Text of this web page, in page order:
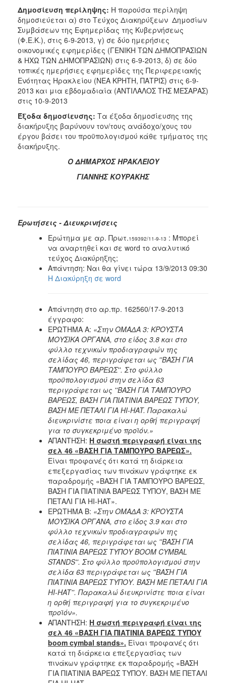
Δημοσίευση περίληψης: Η παρούσα περίληψη
δημοσιεύεται α) στο Τεύχος Διακηρύξεων Δημοσίων
Συμβάσεων της Εφημερίδας της Κυβερνήσεως
(Φ.Ε.Κ.), στις 6-9-2013, γ) σε δύο ημερήσιες
οικονομικές εφημερίδες (ΓΕΝΙΚΗ ΤΩΝ ΔΗΜΟΠΡΑΣΙΩΝ
& ΗΧΩ ΤΩΝ ΔΗΜΟΠΡΑΣΙΩΝ) στις 6-9-2013, δ) σε δύο
τοπικές ημερήσιες εφημερίδες της Περιφερειακής
Ενότητας Ηρακλείου (ΝΕΑ ΚΡΗΤΗ, ΠΑΤΡΙΣ) στις 6-9-
2013 και μια εβδομαδιαία (ΑΝΤΙΛΑΛΟΣ ΤΗΣ ΜΕΣΑΡΑΣ)
στις 10-9-2013
Έξοδα δημοσίευσης: Τα έξοδα δημοσίευσης της
διακήρυξης βαρύνουν τον/τους ανάδοχο/χους του
έργου βάσει του προϋπολογισμού κάθε τμήματος της
διακήρυξης.
Ο ΔΗΜΑΡΧΟΣ ΗΡΑΚΛΕΙΟΥ
ΓΙΑΝΝΗΣ ΚΟΥΡΑΚΗΣ
Ερωτήσεις - Διευκρινήσεις
Ερώτημα με αρ. Πρωτ.159392/11-9-13 : Μπορεί
να αναρτηθεί και σε word το αναλυτικό
τεύχος Διακύρηξης;
Απάντηση: Ναι θα γίνει τώρα 13/9/2013 09:30
Η Διακύρηξη σε word
Aπάντηση στο αρ.πρ. 162560/17-9-2013
έγγραφo:
ΕΡΩΤΗΜΑ Α: «Στην ΟΜΑΔΑ 3: ΚΡΟΥΣΤΑ
ΜΟΥΣΙΚΑ ΟΡΓΑΝΑ, στο είδος 3.8 και στο
φύλλο τεχνικών προδιαγραφών της
σελίδας 46, περιγράφεται ως ''ΒΑΣΗ ΓΙΑ
ΤΑΜΠΟΥΡΟ ΒΑΡΕΩΣ''. Στο φύλλο
προϋπολογισμού στην σελίδα 63
περιγράφεται ως ''ΒΑΣΗ ΓΙΑ ΤΑΜΠΟΥΡΟ
ΒΑΡΕΩΣ, ΒΑΣΗ ΓΙΑ ΠΙΑΤΙΝΙΑ ΒΑΡΕΩΣ ΤΥΠΟΥ,
ΒΑΣΗ ΜΕ ΠΕΤΑΛΙ ΓΙΑ HI-HAT. Παρακαλώ
διευκρινίστε ποια είναι η ορθή περιγραφή
για το συγκεκριμένο προϊόν.»
ΑΠΑΝΤΗΣΗ: Η σωστή περιγραφή είναι της
σελ 46 «ΒΑΣΗ ΓΙΑ ΤΑΜΠΟΥΡΟ ΒΑΡΕΩΣ».
Είναι προφανές ότι κατά τη διάρκεια
επεξεργασίας των πινάκων γράφτηκε εκ
παραδρομής «ΒΑΣΗ ΓΙΑ ΤΑΜΠΟΥΡΟ ΒΑΡΕΩΣ,
ΒΑΣΗ ΓΙΑ ΠΙΑΤΙΝΙΑ ΒΑΡΕΩΣ ΤΥΠΟΥ, ΒΑΣΗ ΜΕ
ΠΕΤΑΛΙ ΓΙΑ HI-HAT».
ΕΡΩΤΗΜΑ Β: «Στην ΟΜΑΔΑ 3: ΚΡΟΥΣΤΑ
ΜΟΥΣΙΚΑ ΟΡΓΑΝΑ, στο είδος 3.9 και στο
φύλλο τεχνικών προδιαγραφών της
σελίδας 46, περιγράφεται ως ''ΒΑΣΗ ΓΙΑ
ΠΙΑΤΙΝΙΑ ΒΑΡΕΩΣ ΤΥΠΟΥ BOOM CYMBAL
STANDS''. Στο φύλλο προϋπολογισμού στην
σελίδα 63 περιγράφεται ως ''ΒΑΣΗ ΓΙΑ
ΠΙΑΤΙΝΙΑ ΒΑΡΕΩΣ ΤΥΠΟΥ. ΒΑΣΗ ΜΕ ΠΕΤΑΛΙ ΓΙΑ
HI-HAT''. Παρακαλώ διευκρινίστε ποια είναι
η ορθή περιγραφή για το συγκεκριμένο
προϊόν».
ΑΠΑΝΤΗΣΗ: Η σωστή περιγραφή είναι της
σελ 46 «ΒΑΣΗ ΓΙΑ ΠΙΑΤΙΝΙΑ ΒΑΡΕΩΣ ΤΥΠΟΥ
boom cymbal stands». Είναι προφανές ότι
κατά τη διάρκεια επεξεργασίας των
πινάκων γράφτηκε εκ παραδρομής «ΒΑΣΗ
ΓΙΑ ΠΙΑΤΙΝΙΑ ΒΑΡΕΩΣ ΤΥΠΟΥ. ΒΑΣΗ ΜΕ ΠΕΤΑΛΙ